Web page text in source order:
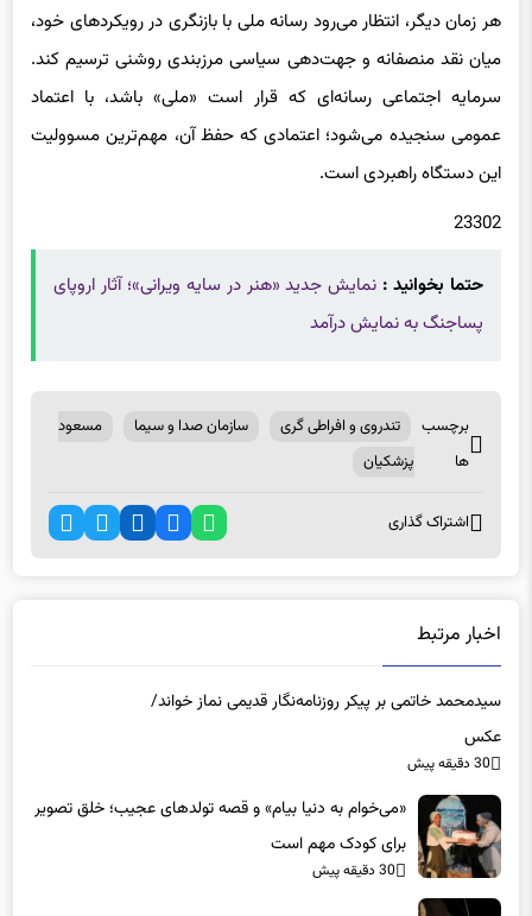
هر زمان دیگر، انتظار می‌رود رسانه ملی با بازنگری در رویکردهای خود،
میان نقد منصفانه و جهت‌دهی سیاسی مرزبندی روشنی ترسیم کند.
سرمایه اجتماعی رسانه‌ای که قرار است «ملی» باشد، با اعتماد
عمومی سنجیده می‌شود؛ اعتمادی که حفظ آن، مهم‌ترین مسوولیت
این دستگاه راهبردی است.
23302
حتما بخوانید : نمایش جدید «هنر در سایه ویرانی»؛ آثار اروپای
پساجنگ به نمایش درآمد
برچسب
ها
تندروی و افراطی گری سازمان صدا و سیما
مسعود
پزشکیان
اشتراک گذاری
اخبار مرتبط
سیدمحمد خاتمی بر پیکر روزنامه‌نگار قدیمی نماز خواند/
عکس
30 دقیقه پیش
«می‌خوام به دنیا بیام» و قصه تولدهای عجیب؛ خلق تصویر
برای کودک مهم است
30 دقیقه پیش